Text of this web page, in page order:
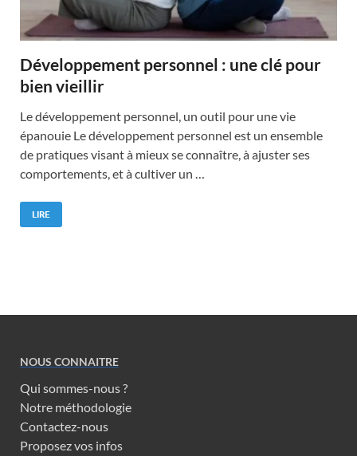
Développement personnel : une clé pour
bien vieillir
Le développement personnel, un outil pour une vie
épanouie Le développement personnel est un ensemble
de pratiques visant à mieux se connaître, à ajuster ses
comportements, et à cultiver un …
LIRE
NOUS CONNAITRE
Qui sommes-nous ?
Notre méthodologie
Contactez-nous
Proposez vos infos